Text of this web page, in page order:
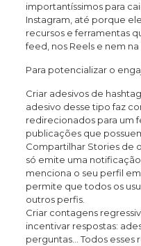
importantíssimos para
Instagram, até porque
recursos e ferramentas
feed, nos Reels e nem
Para potencializar o
Criar adesivos de
adesivo desse tipo faz
redirecionados para um
publicações que
Compartilhar Stories de
só emite uma
menciona o seu perfil
permite que todos os
outros perfis.
Criar contagens
incentivar respostas:
perguntas… Todos esses